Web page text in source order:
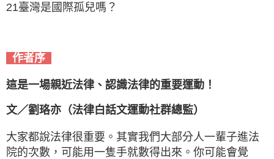
21臺灣是國際孤兒嗎？
作者序
這是一場親近法律、認識法律的重要運動！
文／劉珞亦（法律白話文運動社群總監）
大家都說法律很重要。其實我們大部分人一輩子進法
院的次數，可能用一隻手就數得出來。你可能會覺